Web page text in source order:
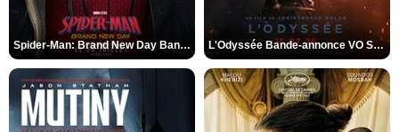
Spider-Man: Brand New Day Bande-annonce VO STFR L'Odyssée Bande-annonce VO STFR